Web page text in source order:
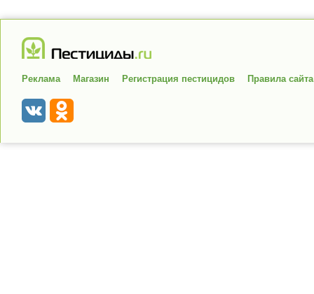
Реклама Магазин Регистрация пестицидов Правила сайта